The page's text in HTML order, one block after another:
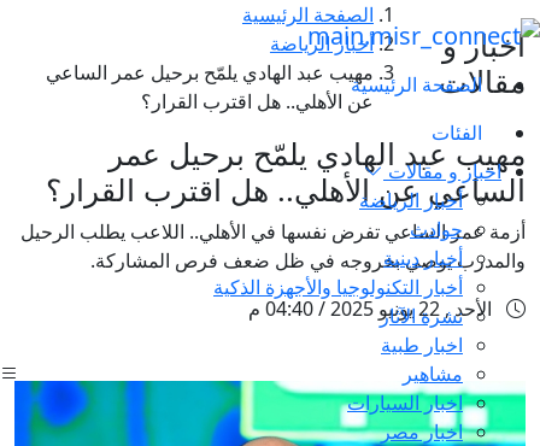
الصفحة الرئيسية
الفئات
اخبار و مقالات
أخبار الرياضة
حوادث
أخبار دينية
أخبار التكنولوجيا والأجهزة الذكية
نشرة الآثار
اخبار طبية
مشاهير
اخبار السيارات
اخبار مصر
اخبار و
مقالات
الصفحة الرئيسية
أخبار الرياضة
مهيب عبد الهادي يلمّح برحيل عمر الساعي
عن الأهلي.. هل اقترب القرار؟
مهيب عبد الهادي يلمّح برحيل عمر
الساعي عن الأهلي.. هل اقترب القرار؟
أزمة عمر الساعي تفرض نفسها في الأهلي.. اللاعب يطلب الرحيل
والمدرب يوصي بخروجه في ظل ضعف فرص المشاركة.
الأحد , 22 يونيو 2025 / 04:40 م